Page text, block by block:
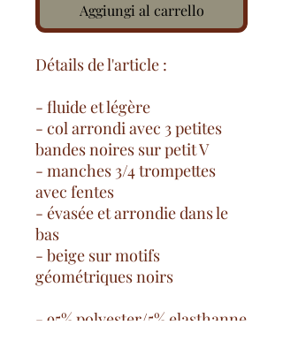
Aggiungi al carrello
Détails de l'article :
- fluide et légère
- col arrondi avec 3 petites
bandes noires sur petit V
- manches 3/4 trompettes
avec fentes
- évasée et arrondie dans le
bas
- beige sur motifs
géométriques noirs
- 95% polyester/5% elasthanne